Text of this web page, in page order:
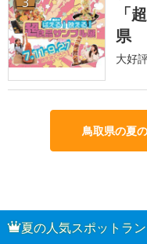
「
県
大好
鳥取県の夏
夏の人気スポットラ